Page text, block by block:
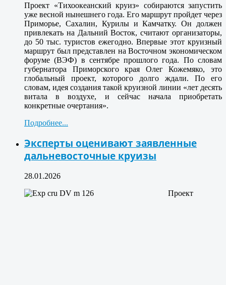
Проект «Тихоокеанский круиз» собираются запустить
уже весной нынешнего года. Его маршрут пройдет через
Приморье, Сахалин, Курилы и Камчатку. Он должен
привлекать на Дальний Восток, считают организаторы,
до 50 тыс. туристов ежегодно. Впервые этот круизный
маршрут был представлен на Восточном экономическом
форуме (ВЭФ) в сентябре прошлого года. По словам
губернатора Приморского края Олег Кожемяко, это
глобальный проект, которого долго ждали. По его
словам, идея создания такой круизной линии «лет десять
витала в воздухе, и сейчас начала приобретать
конкретные очертания».
Подробнее...
Эксперты оценивают заявленные
дальневосточные круизы
28.01.2026
Проект